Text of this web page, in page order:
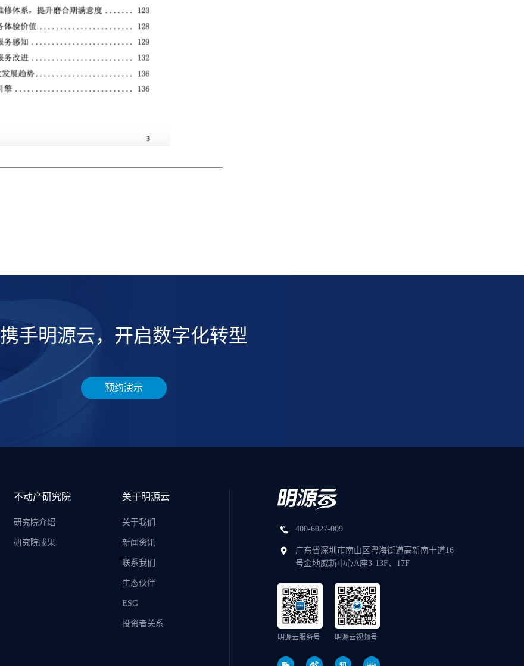
携手明源云，开启数字化转型
预约演示
不动产研究院
研究院介绍
研究院成果
关于明源云
关于我们
新闻资讯
联系我们
生态伙伴
ESG
投资者关系
400-6027-009
广东省深圳市南山区粤海街道高新南十道16
号金地威新中心A座3-13F、17F
明源云服务号 明源云视频号